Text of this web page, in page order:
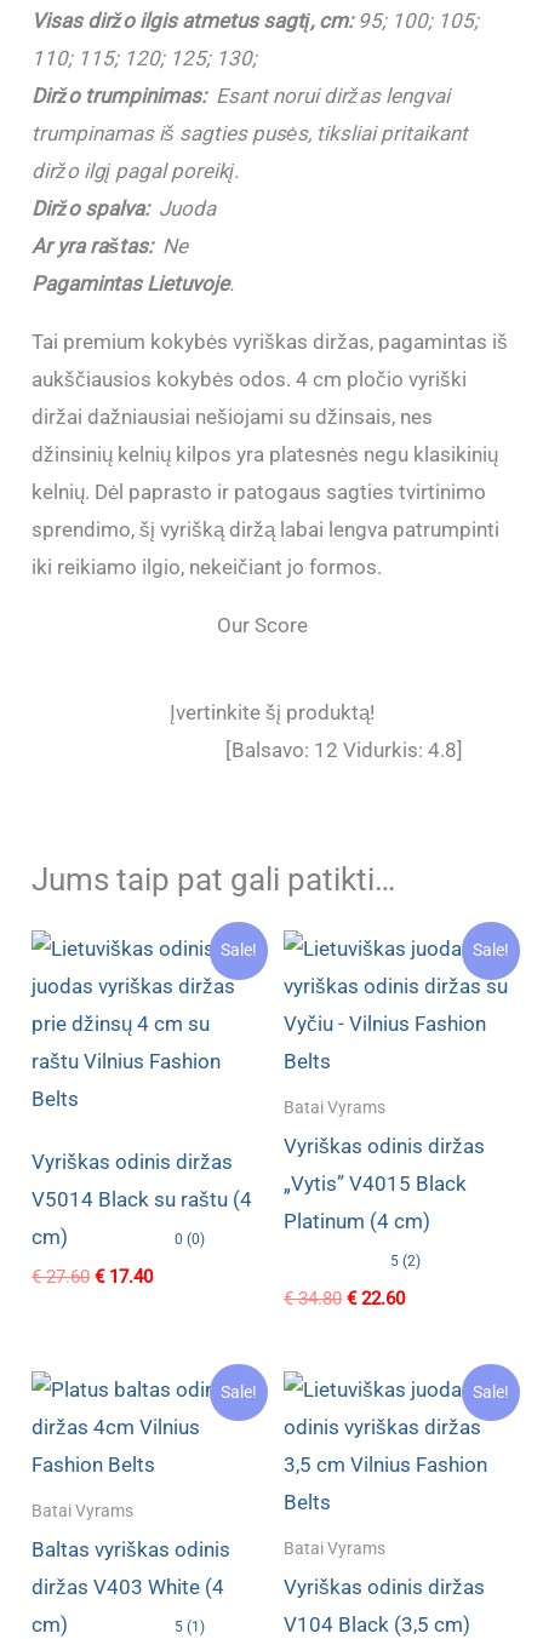
Visas diržo ilgis atmetus sagtį, cm:95; 100; 105;
110; 115; 120; 125; 130;
Diržo trumpinimas:Esant norui diržas lengvai
trumpinamas iš sagties pusės, tiksliai pritaikant
diržo ilgį pagal poreikį.
Diržo spalva:Juoda
Ar yra raštas:Ne
Pagamintas Lietuvoje.
Tai premium kokybės vyriškas diržas, pagamintas iš
aukščiausios kokybės odos. 4 cm pločio vyriški
diržai dažniausiai nešiojami su džinsais, nes
džinsinių kelnių kilpos yra platesnės negu klasikinių
kelnių. Dėl paprasto ir patogaus sagties tvirtinimo
sprendimo, šį vyrišką diržą labai lengva patrumpinti
iki reikiamo ilgio, nekeičiant jo formos.
Our Score
Įvertinkite šį produktą!
[Balsavo: 12 Vidurkis: 4.8]
Jums taip pat gali patikti…
Sale!
Vyriškas odinis diržas
V5014 Black su raštu (4
cm)
0 (0)
€27.60 Original
€17.40Current
Sale!
Batai Vyrams
Vyriškas odinis diržas
„Vytis” V4015 Black
Platinum (4 cm)
5 (2)
€34.80 Original
€22.60Current
Sale!
Batai Vyrams
Baltas vyriškas odinis
diržas V403 White (4
cm)
5 (1)
Sale!
Batai Vyrams
Vyriškas odinis diržas
V104 Black (3,5 cm)